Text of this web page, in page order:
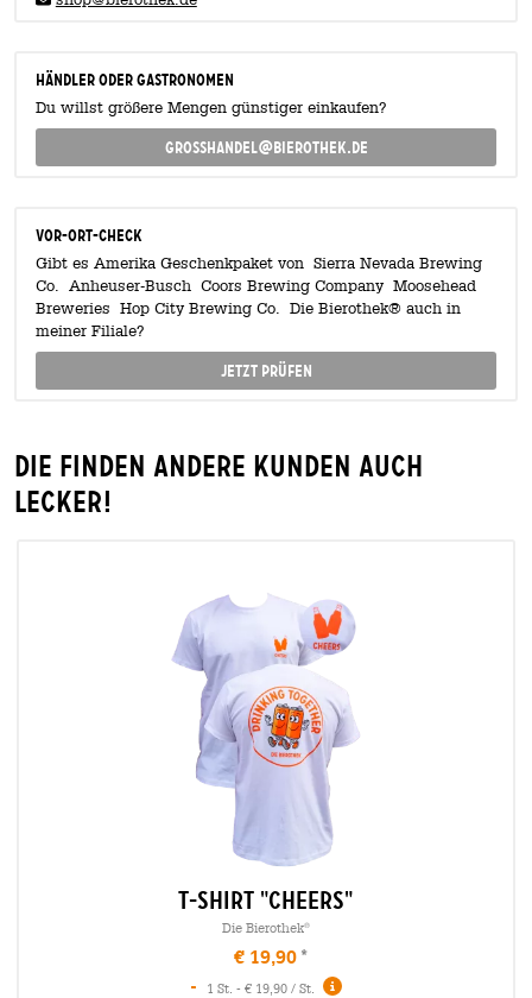
Händler oder Gastronomen
Du willst größere Mengen günstiger einkaufen?
grosshandel@bierothek.de
Vor-Ort-Check
Gibt es Amerika Geschenkpaket von Sierra Nevada Brewing
Co. Anheuser-Busch Coors Brewing Company Moosehead
Breweries Hop City Brewing Co. Die Bierothek® auch in
meiner Filiale?
Jetzt prüfen
Die finden andere Kunden auch
lecker!
T-Shirt "Cheers"
Die Bierothek®
€ 19,90
-
1 St. - € 19,90 / St.